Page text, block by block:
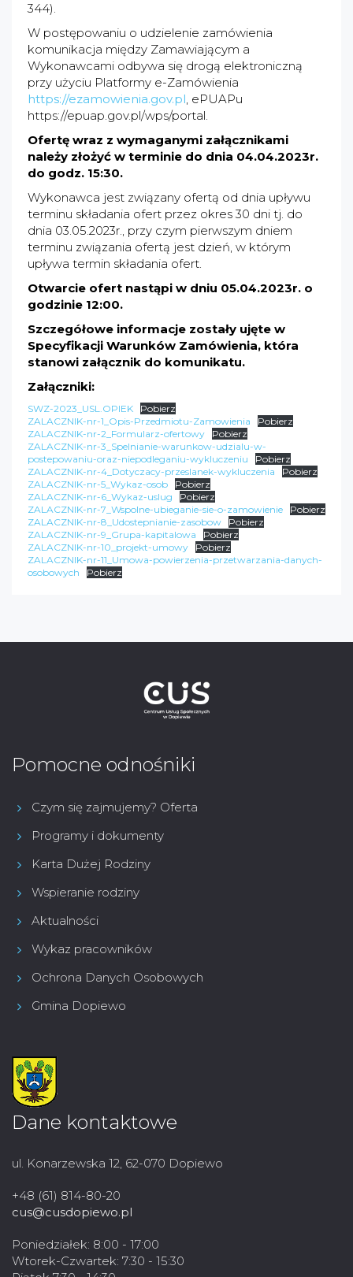
344).
W postępowaniu o udzielenie zamówienia
komunikacja między Zamawiającym a
Wykonawcami odbywa się drogą elektroniczną
przy użyciu Platformy e-Zamówienia
https://ezamowienia.gov.pl, ePUAPu
https://epuap.gov.pl/wps/portal.
Ofertę wraz z wymaganymi załącznikami
należy złożyć w terminie do dnia 04.04.2023r.
do godz. 15:30.
Wykonawca jest związany ofertą od dnia upływu
terminu składania ofert przez okres 30 dni tj. do
dnia 03.05.2023r., przy czym pierwszym dniem
terminu związania ofertą jest dzień, w którym
upływa termin składania ofert.
Otwarcie ofert nastąpi w dniu 05.04.2023r. o
godzinie 12:00.
Szczegółowe informacje zostały ujęte w
Specyfikacji Warunków Zamówienia, która
stanowi załącznik do komunikatu.
Załączniki:
SWZ-2023_USL.OPIEK
Pobierz
ZALACZNIK-nr-1_Opis-Przedmiotu-Zamowienia
Pobierz
ZALACZNIK-nr-2_Formularz-ofertowy
Pobierz
ZALACZNIK-nr-3_Spelnianie-warunkow-udzialu-w-
postepowaniu-oraz-niepodleganiu-wykluczeniu
Pobierz
ZALACZNIK-nr-4_Dotyczacy-przeslanek-wykluczenia
Pobierz
ZALACZNIK-nr-5_Wykaz-osob
Pobierz
ZALACZNIK-nr-6_Wykaz-uslug
Pobierz
ZALACZNIK-nr-7_Wspolne-ubieganie-sie-o-zamowienie
Pobierz
ZALACZNIK-nr-8_Udostepnianie-zasobow
Pobierz
ZALACZNIK-nr-9_Grupa-kapitalowa
Pobierz
ZALACZNIK-nr-10_projekt-umowy
Pobierz
ZALACZNIK-nr-11_Umowa-powierzenia-przetwarzania-danych-
osobowych
Pobierz
Pomocne odnośniki
Czym się zajmujemy? Oferta
Programy i dokumenty
Karta Dużej Rodziny
Wspieranie rodziny
Aktualności
Wykaz pracowników
Ochrona Danych Osobowych
Gmina Dopiewo
Dane kontaktowe
ul. Konarzewska 12, 62-070 Dopiewo
+48 (61) 814-80-20
cus@cusdopiewo.pl
Poniedziałek: 8:00 - 17:00
Wtorek-Czwartek: 7:30 - 15:30